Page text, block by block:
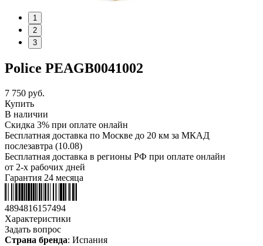
1
2
3
Police PEAGB0041002
7 750 руб.
Купить
В наличии
Скидка 3% при оплате онлайн
Бесплатная доставка по Москве до 20 км за МКАД
послезавтра (10.08)
Бесплатная доставка в регионы РФ при оплате онлайн
от 2-х рабочих дней
Гарантия 24 месяца
4894816157494
Характеристики
Задать вопрос
Страна бренда: Испания